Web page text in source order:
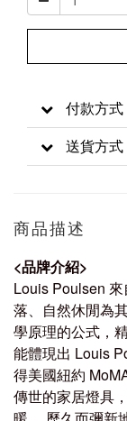
付款方式
送貨方式
商品描述
<品牌介紹>
Louis Poulsen 來
落、自然休閒為
學原理的公式，
能體現出 Louis
得美國紐約
傳世的家居燈具